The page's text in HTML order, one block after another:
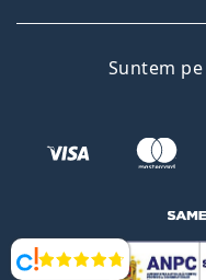
Opinii
Suntem pe